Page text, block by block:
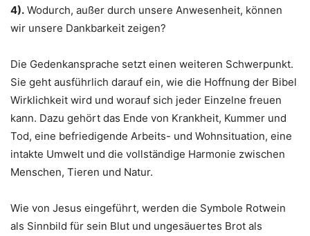
4). Wodurch, außer durch unsere Anwesenheit, können
wir unsere Dankbarkeit zeigen?
Die Gedenkansprache setzt einen weiteren Schwerpunkt.
Sie geht ausführlich darauf ein, wie die Hoffnung der Bibel
Wirklichkeit wird und worauf sich jeder Einzelne freuen
kann. Dazu gehört das Ende von Krankheit, Kummer und
Tod, eine befriedigende Arbeits- und Wohnsituation, eine
intakte Umwelt und die vollständige Harmonie zwischen
Menschen, Tieren und Natur.
Wie von Jesus eingeführt, werden die Symbole Rotwein
als Sinnbild für sein Blut und ungesäuertes Brot als